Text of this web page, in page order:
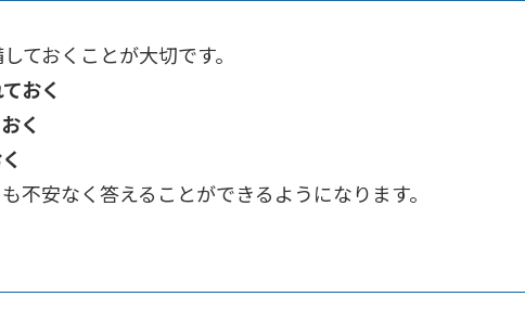
ておくことが大切です。
おく
く
不安なく答えることができるようになります。